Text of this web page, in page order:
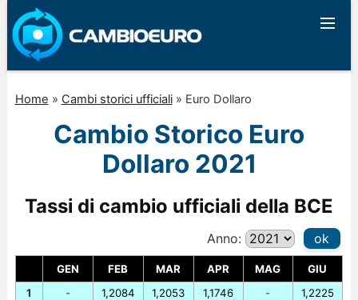
Home » Cambi storici ufficiali» Euro Dollaro
Cambio Storico Euro
Dollaro 2021
Tassi di cambio ufficiali della BCE
Anno: ok
GEN FEB MAR APR MAG
GIU
1
-
1,2084
1,2053
1,1746
-
1,2225